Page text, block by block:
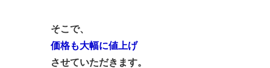
そこで、
価格も大幅に値上げ
させていただきます。